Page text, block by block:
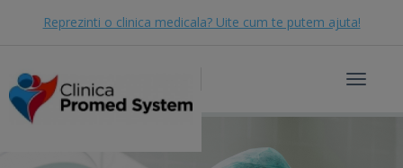
Reprezinti o clinica medicala? Uite cum te putem ajuta!
Toggle